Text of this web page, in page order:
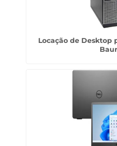
Locação de Desktop